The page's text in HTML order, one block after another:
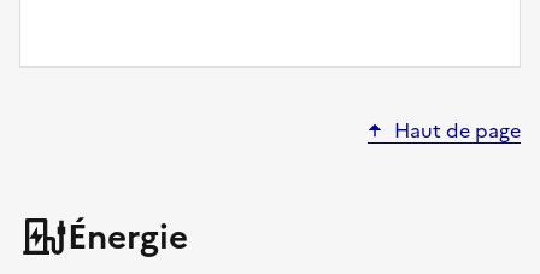
Haut de page
Énergie